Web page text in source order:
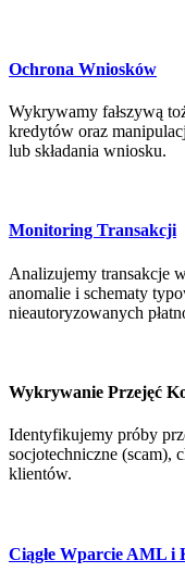
Ochrona Wniosków
Wykrywamy fałszywą
kredytów oraz
lub składania wniosku.
Monitoring Transakcji
Analizujemy transakcje
anomalie i schematy
nieautoryzowanych
Wykrywanie Przejęć
Identyfikujemy próby
socjotechniczne (scam),
klientów.
Ciągłe Wparcie AML i